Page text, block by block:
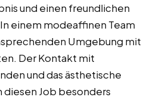
und einen freundlichen
einem modeaffinen Team
Umgebung mit
Der Kontakt mit
und das ästhetische
Job besonders